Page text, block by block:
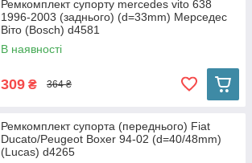
Ремкомплект супорту mercedes vito 638
1996-2003 (заднього) (d=33mm) Мерседес
Віто (Bosch) d4581
В наявності
309 ₴ 364 ₴
Ремкомплект супорта (переднього) Fiat
Ducato/Peugeot Boxer 94-02 (d=40/48mm)
(Lucas) d4265